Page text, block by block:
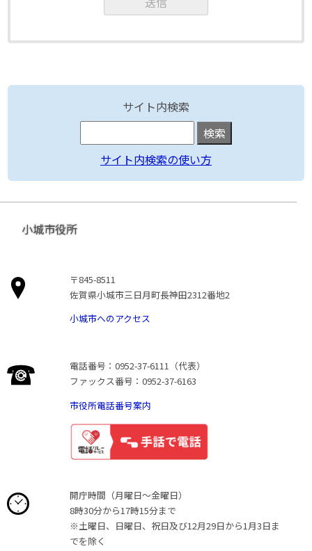
サイト内検索
サイト内検索の使い方
小城市役所
〒845-8511
佐賀県小城市三日月町長神田2312番地2
小城市へのアクセス
電話番号：0952-37-6111（代表）
ファックス番号：0952-37-6163
市役所電話番号案内
開庁時間（月曜日〜金曜日）
8時30分から17時15分まで
※土曜日、日曜日、祝日及び12月29日から1月3日ま
でを除く